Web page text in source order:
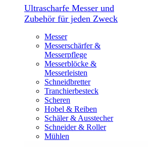
Ultrascharfe Messer und
Zubehör für jeden Zweck
Messer
Messerschärfer &
Messerpflege
Messerblöcke &
Messerleisten
Schneidbretter
Tranchierbesteck
Scheren
Hobel & Reiben
Schäler & Ausstecher
Schneider & Roller
Mühlen